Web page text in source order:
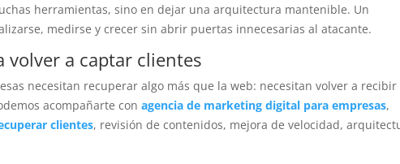
herramientas, sino en dejar una arquitectura mantenible. Un
medirse y crecer sin abrir puertas innecesarias al atacante.
volver a captar clientes
necesitan recuperar algo más que la web: necesitan volver a recibir
acompañarte conagencia de marketing digital para empresas,
clientes, revisión de contenidos, mejora de velocidad,